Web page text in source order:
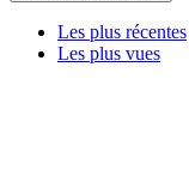
Les plus récentes
Les plus vues